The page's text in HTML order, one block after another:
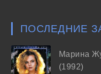
ПОСЛЕДНИЕ
Марина
(1992)